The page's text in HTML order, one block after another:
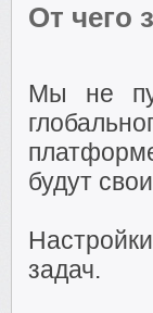
От чего
Мы не
будут
задач.